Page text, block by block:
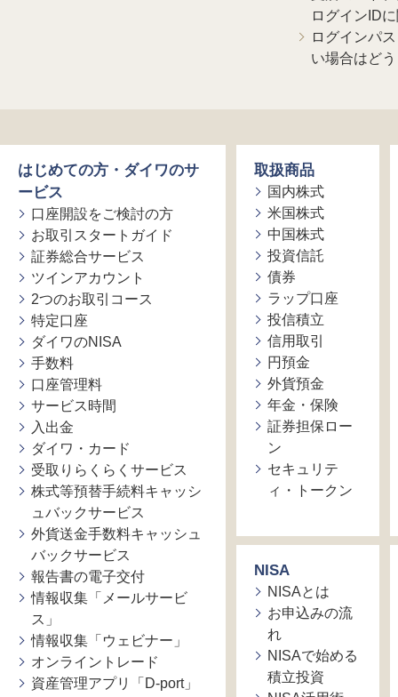
ログインID
ログインパ
い場合はど
はじめての方・ダイワのサ
ービス
口座開設をご検討の方
お取引スタートガイド
証券総合サービス
ツインアカウント
2つのお取引コース
特定口座
ダイワのNISA
手数料
口座管理料
サービス時間
入出金
ダイワ・カード
受取りらくらくサービス
株式等預替手続料キャッシ
ュバックサービス
外貨送金手数料キャッシュ
バックサービス
報告書の電子交付
情報収集「メールサービ
ス」
情報収集「ウェビナー」
オンライントレード
資産管理アプリ「D-port」
取扱商品
国内株式
米国株式
中国株式
投資信託
債券
ラップ口座
投信積立
信用取引
円預金
外貨預金
年金・保険
証券担保ロー
ン
セキュリテ
ィ・トークン
NISA
NISAとは
お申込みの流
れ
NISAで始める
積立投資